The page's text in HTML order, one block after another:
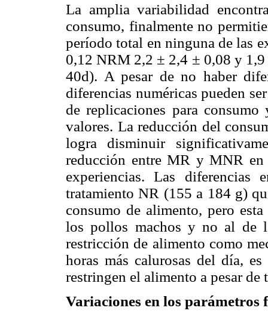
La amplia variabilidad
consumo, finalmente no
período total en ninguna de las
0,12 NRM 2,2 ± 2,4 ± 0,08 y
40d). A pesar de no haber
diferencias numéricas pueden
de replicaciones para
valores. La reducción del
logra disminuir
reducción entre MR y MNR
experiencias. Las diferencias
tratamiento NR (155 a 184 g)
consumo de alimento, pero
los pollos machos y no al de
restricción de alimento como
horas más calurosas del día,
restringen el alimento a pesar de
Variaciones en los parámetros